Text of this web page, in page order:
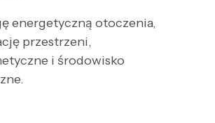
energetyczną otoczenia,
przestrzeni,
i środowisko